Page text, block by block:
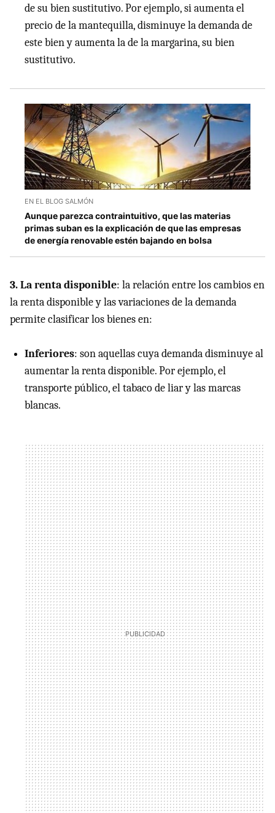
de su bien sustitutivo. Por ejemplo, si aumenta el
precio de la mantequilla, disminuye la demanda de
este bien y aumenta la de la margarina, su bien
sustitutivo.
EN EL BLOG SALMÓN
Aunque parezca contraintuitivo, que las materias
primas suban es la explicación de que las empresas
de energía renovable estén bajando en bolsa
3. La renta disponible: la relación entre los cambios en
la renta disponible y las variaciones de la demanda
permite clasificar los bienes en:
Inferiores: son aquellas cuya demanda disminuye al
aumentar la renta disponible. Por ejemplo, el
transporte público, el tabaco de liar y las marcas
blancas.